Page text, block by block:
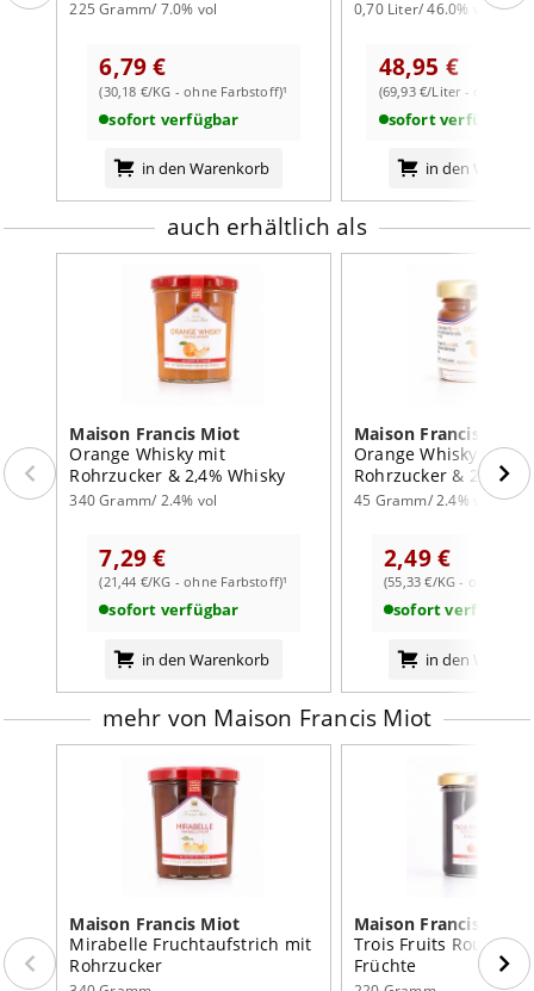
aufbewahren.
Nährwertangaben:
Brennwert
864
Fett
0,5g
- gesättigte Fettsäuren
Kohlenhydrate
Eiweiß
Salz
weiterlesen auf der Markenseite von Maison Francis
Miot
225 Gramm/ 7.0% vol
6,79 €
(30,18 €/KG - ohne Farbstoff)¹
sofort verfügbar
in den Warenkorb
0,70 Liter/ 46.0% vol
48,95 €
(69,93 €/Liter - ohne
sofort verfügbar
in den
auch erhältlich als
Maison Francis Miot
Orange Whisky mit
Rohrzucker & 2,4% Whisky
340 Gramm/ 2.4% vol
7,29 €
(21,44 €/KG - ohne Farbstoff)¹
sofort verfügbar
in den Warenkorb
Maison Francis Miot
Orange Whisky mit
Rohrzucker & 2,4%
45 Gramm/ 2.4% vol
2,49 €
(55,33 €/KG - ohne
sofort verfügbar
in den
mehr von Maison Francis Miot
Maison Francis Miot
Mirabelle Fruchtaufstrich mit
Rohrzucker
Maison Francis Miot
Trois Fruits Rouges
Früchte